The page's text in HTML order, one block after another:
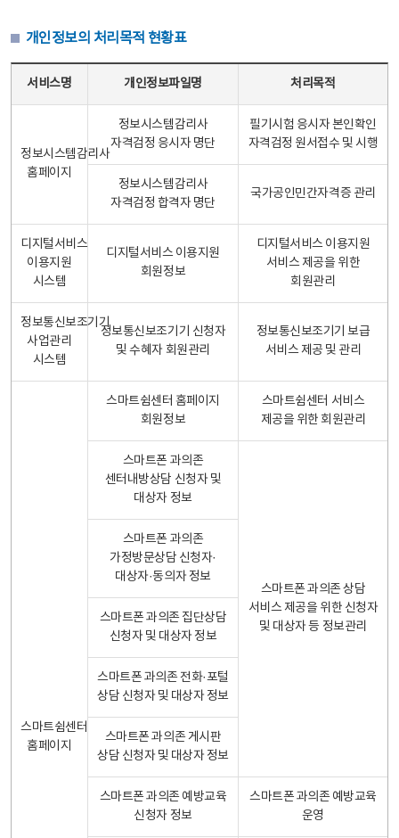
개인정보의 처리목적 현황표
서비스명 개인정보파일명 처리목적
정보시스템감리사
홈페이지
정보시스템감리사
자격검정 응시자 명단
필기시험 응시자 본인확인
자격검정 원서접수 및 시행
정보시스템감리사
자격검정 합격자 명단
국가공인민간자격증 관리
디지털서비스
이용지원
시스템
디지털서비스 이용지원
회원정보
디지털서비스 이용지원
서비스 제공을 위한
회원관리
정보통신보조기기
사업관리
시스템
정보통신보조기기 신청자
및 수혜자 회원관리
정보통신보조기기 보급
서비스 제공 및 관리
스마트쉼센터
홈페이지
스마트쉼센터 홈페이지
회원정보
스마트쉼센터 서비스
제공을 위한 회원관리
스마트폰 과의존
센터내방상담 신청자 및
대상자 정보
스마트폰 과의존 상담
서비스 제공을 위한 신청자
및 대상자 등 정보관리
스마트폰 과의존
가정방문상담 신청자·
대상자·동의자 정보
스마트폰 과의존 집단상담
신청자 및 대상자 정보
스마트폰 과의존 전화·포털
상담 신청자 및 대상자 정보
스마트폰 과의존 게시판
상담 신청자 및 대상자 정보
스마트폰 과의존 예방교육
신청자 정보
스마트폰 과의존 예방교육
운영